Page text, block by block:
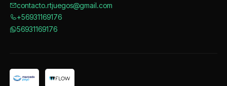
contacto.rtjuegos@gmail.com
+56931169176
56931169176